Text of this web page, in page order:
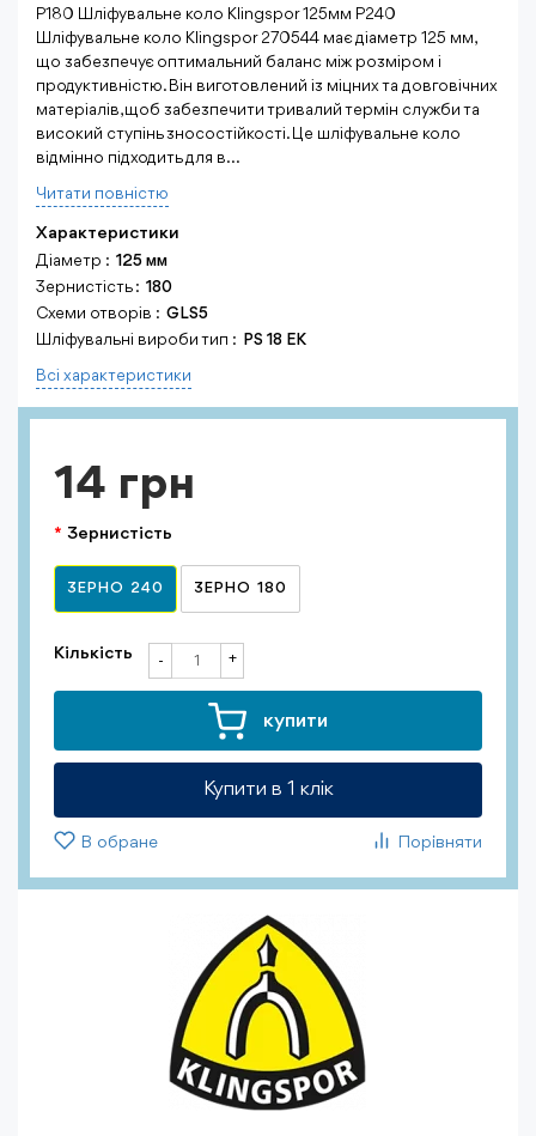
P180 Шліфувальне коло Klingspor 125мм P240
Шліфувальне коло Klingspor 270544 має діаметр 125 мм,
що забезпечує оптимальний баланс між розміром і
продуктивністю. Він виготовлений із міцних та довговічних
матеріалів, щоб забезпечити тривалий термін служби та
високий ступінь зносостійкості. Це шліфувальне коло
відмінно підходить для в...
Читати повнiстю
Характеристики
Діаметр : 125 мм
Зернистість : 180
Схеми отворів : GLS5
Шліфувальні вироби тип :
PS 18 EK
Всi характеристики
14 грн
Зернистість
ЗЕРНО 240 ЗЕРНО 180
Кількість +
-
купити
Купити в 1 клiк
Порівняти
В обране